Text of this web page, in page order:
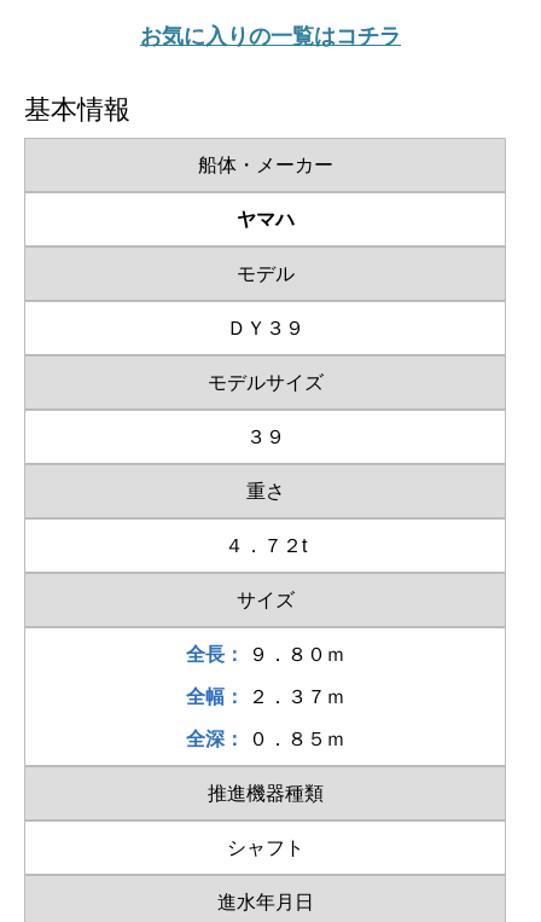
お気に入りの一覧はコチラ
基本情報
船体・メーカー
ヤマハ
モデル
ＤＹ３９
モデルサイズ
３９
重さ
４．７２t
サイズ
全長： ９．８０ｍ
全幅： ２．３７ｍ
全深： ０．８５ｍ
推進機器種類
シャフト
進水年月日